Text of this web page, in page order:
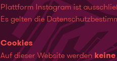
Plattform Instagram ist
Es gelten die
Cookies
Auf dieser Website werden